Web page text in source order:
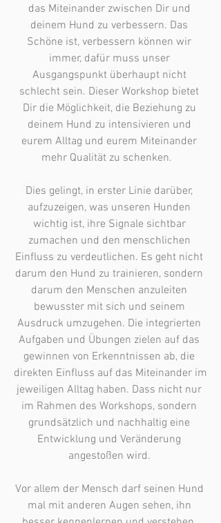
das Miteinander zwischen Dir und
deinem Hund zu verbessern. Das
Schöne ist, verbessern können wir
immer, dafür muss unser
Ausgangspunkt überhaupt nicht
schlecht sein. Dieser Workshop bietet
Dir die Möglichkeit, die Beziehung zu
deinem Hund zu intensivieren und
eurem Alltag und eurem Miteinander
mehr Qualität zu schenken.
Dies gelingt, in erster Linie darüber,
aufzuzeigen, was unseren Hunden
wichtig ist, ihre Signale sichtbar
zumachen und den menschlichen
Einfluss zu verdeutlichen. Es geht nicht
darum den Hund zu trainieren, sondern
darum den Menschen anzuleiten
bewusster mit sich und seinem
Ausdruck umzugehen. Die integrierten
Aufgaben und Übungen zielen auf das
gewinnen von Erkenntnissen ab, die
direkten Einfluss auf das Miteinander im
jeweiligen Alltag haben. Dass nicht nur
im Rahmen des Workshops, sondern
grundsätzlich und nachhaltig eine
Entwicklung und Veränderung
angestoßen wird.
Vor allem der Mensch darf seinen Hund
mal mit anderen Augen sehen, ihn